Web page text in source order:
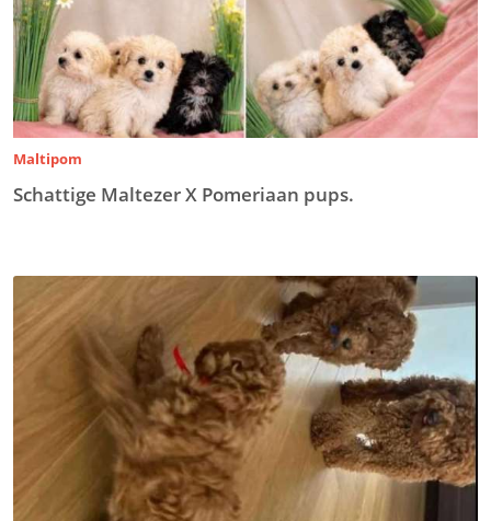
Maltipom
Schattige Maltezer X Pomeriaan pups.